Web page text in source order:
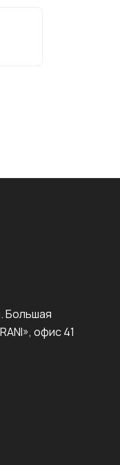
Большая
офис 41